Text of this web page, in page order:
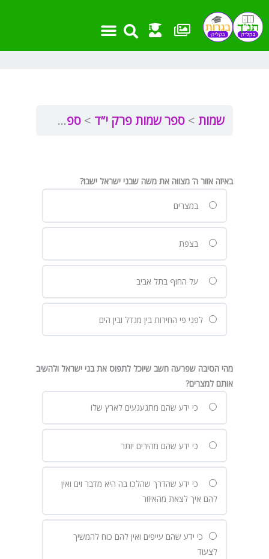
לתוכן
שמות ספר שמות פרק י”ד ספר שמות פרק י”ד
באיזה אזור ה’ מצווה את משה שבני ישראל ישבו?
במצרים
בצפת
על החוף בתל אביב
לפני פי החירות בין מגדל ובין הים
מהי הסיבה שפרעה חשב שיוכל לתפוס את בני ישראל ולהשיב
אותם למצרים?
כי ידע שהם מתגעגעים לארץ שלו
כי ידע שהם מהירים יותר
כי ידע שהדרך שהלכו בה היא מדבר וים ואין
להם איך לצאת מהאיזור
כי ידע שהם עייפים ואין להם כוח להמשיך
לצעוד